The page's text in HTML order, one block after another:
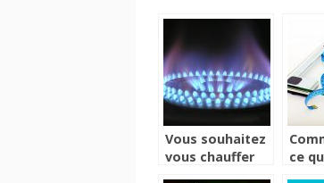
Vous souhaitez
vous chauffer
ce